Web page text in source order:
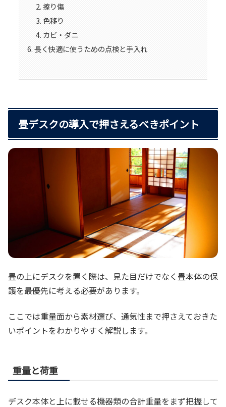
擦り傷
色移り
カビ・ダニ
長く快適に使うための点検と手入れ
畳デスクの導入で押さえるべきポイント
畳の上にデスクを置く際は、見た目だけでなく畳本体の保
護を最優先に考える必要があります。
ここでは重量面から素材選び、通気性まで押さえておきた
いポイントをわかりやすく解説します。
重量と荷重
デスク本体と上に載せる機器類の合計重量をまず把握して